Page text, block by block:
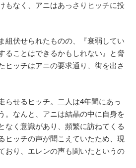
もなく、アニはあっさりヒッチに投
組伏せられたものの、『衰弱してい
ることはできるかもしれない』と脅
ヒッチはアニの要求通り、街を出さ
らせるヒッチ。二人は4年間にあっ
。なんと、アニは結晶の中に自身を
なく意識があり、頻繁に訪ねてくる
ヒッチの声が聞こえていたため、現
おり、エレンの声も聞いたというの